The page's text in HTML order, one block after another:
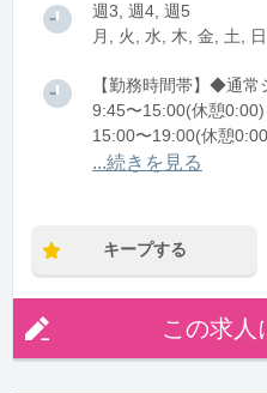
週3, 週4, 週5
月, 火, 水, 木, 金, 土,
【勤務時間帯】◆通
9:45〜15:00(休憩0:00)
15:00〜19:00(休憩
【早番】9:45～15:00
【遅番】15:00～19:00
...続きを見る
キープする
この求人